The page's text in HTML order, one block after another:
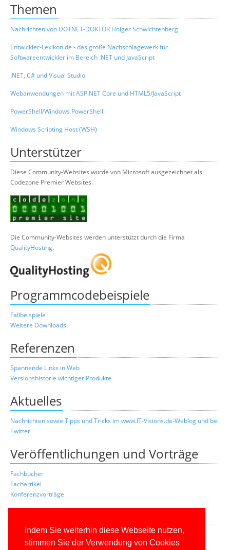
Indem Sie weiterhin diese Webseite nutzen,
stimmen Sie der Verwendung von Cookies
Themen
Nachrichten von DOTNET-DOKTOR Holger Schwichtenberg
Entwickler-Lexikon.de - das große Nachschlagewerk für
Softwareentwickler im Bereich .NET und JavaScript
.NET, C# und Visual Studio
Webanwendungen mit ASP.NET Core und HTML5/JavaScript
PowerShell/Windows PowerShell
Windows Scripting Host (WSH)
Unterstützer
Diese Community-Websites wurde von Microsoft ausgezeichnet als
Codezone Premier Websites.
Die Community-Websites werden unterstützt durch die Firma
QualityHosting.
Programmcodebeispiele
Fallbeispiele
Weitere Downloads
Referenzen
Spannende Links in Web
Versionshistorie wichtiger Produkte
Aktuelles
Nachrichten sowie Tipps und Tricks im www.IT-Visions.de-Weblog und bei
Twitter
Veröffentlichungen und Vorträge
Fachbücher
Fachartikel
Konferenzvorträge
Leserportal
Registrierung